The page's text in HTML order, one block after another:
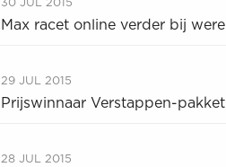
30 JUL 2015
Max racet online verder bij
29 JUL 2015
Prijswinnaar Verstappen-
28 JUL 2015